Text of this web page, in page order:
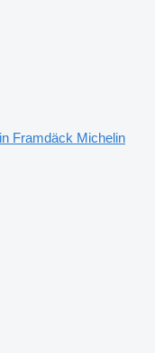
Framdäck Michelin